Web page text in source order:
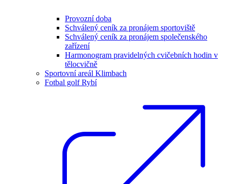
Provozní doba
Schválený ceník za pronájem sportoviště
Schválený ceník za pronájem společenského
zařízení
Harmonogram pravidelných cvičebních hodin v
tělocvičně
Sportovní areál Klimbach
Fotbal golf Rybí